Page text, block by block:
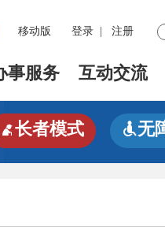
移动版 登录 注册
事服务 互动交流
长者模式 无